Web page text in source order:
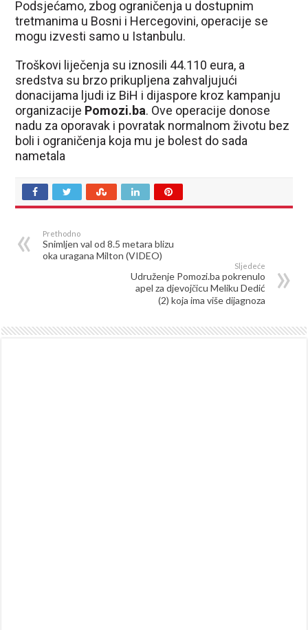
Podsjećamo, zbog ograničenja u dostupnim
tretmanima u Bosni i Hercegovini, operacije se
mogu izvesti samo u Istanbulu.
Troškovi liječenja su iznosili 44.110 eura, a
sredstva su brzo prikupljena zahvaljujući
donacijama ljudi iz BiH i dijaspore kroz kampanju
organizacije Pomozi.ba. Ove operacije donose
nadu za oporavak i povratak normalnom životu bez
boli i ograničenja koja mu je bolest do sada
nametala
Prethodno
Snimljen val od 8.5 metara blizu
oka uragana Milton (VIDEO)
Sljedeće
Udruženje Pomozi.ba pokrenulo
apel za djevojčicu Meliku Dedić
(2) koja ima više dijagnoza